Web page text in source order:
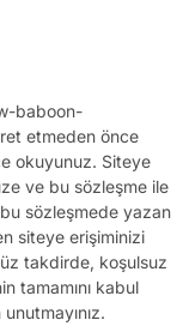
baboon-
etmeden önce
okuyunuz. Siteye
ve bu sözleşme ile
sözleşmede yazan
siteye erişiminizi
takdirde, koşulsuz
tamamını kabul